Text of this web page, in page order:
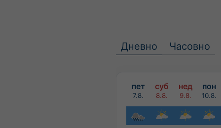
Дневно Часовно
пет суб нед пон
7.8. 8.8. 9.8. 10.8.